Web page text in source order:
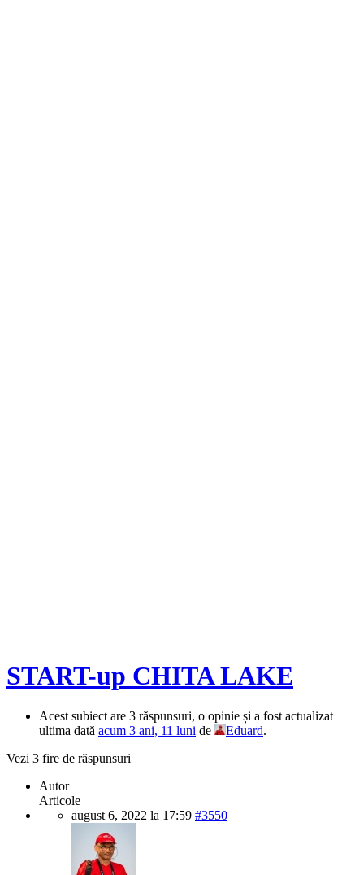
START-up CHITA LAKE
Acest subiect are 3 răspunsuri, o opinie și a fost actualizat
ultima dată acum 3 ani, 11 luni de Eduard.
Vezi 3 fire de răspunsuri
Autor
Articole
august 6, 2022 la 17:59 #3550